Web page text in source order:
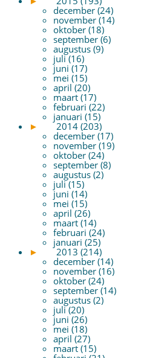
december (24)
november (14)
oktober (18)
september (6)
augustus (9)
juli (16)
juni (17)
mei (15)
april (20)
maart (17)
februari (22)
januari (15)
►
2014 (203)
december (17)
november (19)
oktober (24)
september (8)
augustus (2)
juli (15)
juni (14)
mei (15)
april (26)
maart (14)
februari (24)
januari (25)
►
2013 (214)
december (14)
november (16)
oktober (24)
september (14)
augustus (2)
juli (20)
juni (26)
mei (18)
april (27)
maart (15)